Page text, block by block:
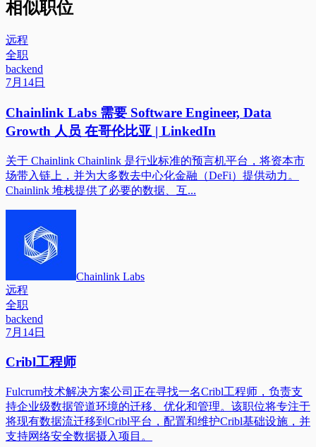
相似职位
远程
全职
backend
7月14日
Chainlink Labs 需要 Software Engineer, Data
Growth 人员 在哥伦比亚 | LinkedIn
关于 Chainlink Chainlink 是行业标准的预言机平台，将资本市
场带入链上，并为大多数去中心化金融（DeFi）提供动力。
Chainlink 堆栈提供了必要的数据、互...
Chainlink Labs
远程
全职
backend
7月14日
Cribl工程师
Fulcrum技术解决方案公司正在寻找一名Cribl工程师，负责支
持企业级数据管道环境的迁移、优化和管理。该职位将专注于
将现有数据流迁移到Cribl平台，配置和维护Cribl基础设施，并
支持网络安全数据摄入项目。